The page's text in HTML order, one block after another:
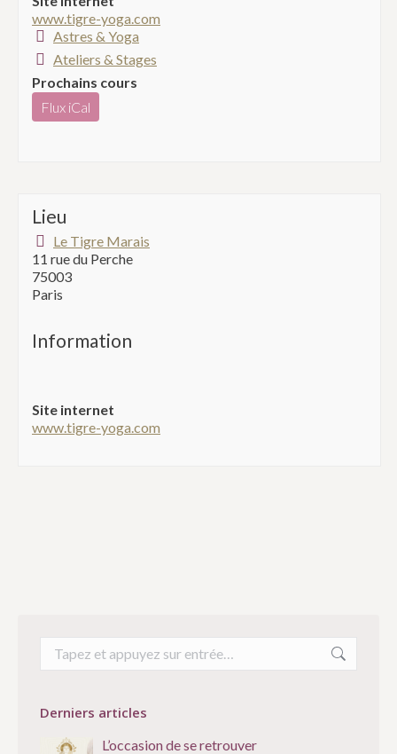
www.tigre-yoga.com
Astres & Yoga
Ateliers & Stages
Prochains cours
Flux iCal
Lieu
Le Tigre Marais
11 rue du Perche
75003
Paris
Information
Site internet
www.tigre-yoga.com
Recherche
Derniers articles
L’occasion de se retrouver